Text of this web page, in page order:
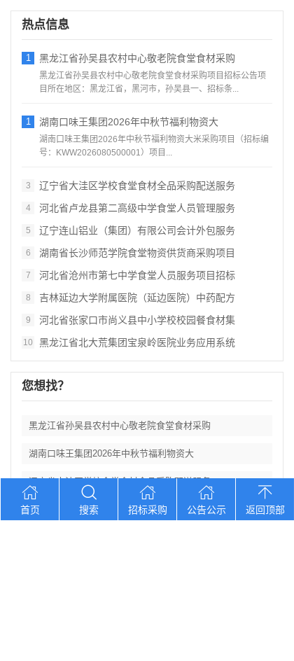
热点信息
1 黑龙江省孙吴县农村中心敬老院食堂食材采购
黑龙江省孙吴县农村中心敬老院食堂食材采购项目招标公告项
目所在地区：黑龙江省，黑河市，孙吴县一、招标条...
1 湖南口味王集团2026年中秋节福利物资大
湖南口味王集团2026年中秋节福利物资大米采购项目（招标编
号：KWW2026080500001）项目...
3 辽宁省大洼区学校食堂食材全品采购配送服务
4 河北省卢龙县第二高级中学食堂人员管理服务
5 辽宁连山铝业（集团）有限公司会计外包服务
6 湖南省长沙师范学院食堂物资供货商采购项目
7 河北省沧州市第七中学食堂人员服务项目招标
8 吉林延边大学附属医院（延边医院）中药配方
9 河北省张家口市尚义县中小学校校园餐食材集
10 黑龙江省北大荒集团宝泉岭医院业务应用系统
您想找？
黑龙江省孙吴县农村中心敬老院食堂食材采购
湖南口味王集团2026年中秋节福利物资大
辽宁省大洼区学校食堂食材全品采购配送服务
河北省卢龙县第二高级中学食堂人员管理服务
首页 搜索 招标采购 公告公示 返回顶部